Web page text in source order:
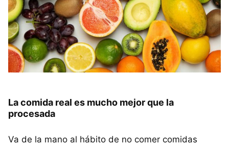
La comida real es mucho mejor que la
procesada
Va de la mano al hábito de no comer comidas